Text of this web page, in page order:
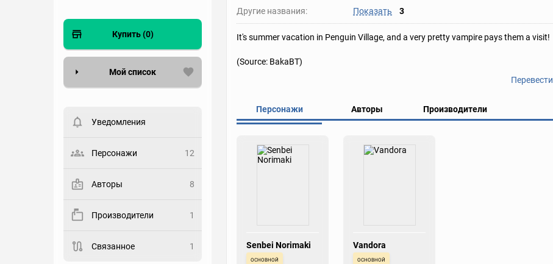
Купить (0)
Мой список
пользователи. Хотите
Статус
Закладка
Выберите рейтинг
Уведомления
Персонажи 12
Авторы 8
Производители 1
Связанное 1
Другие названия:
Показать 3
It's summer vacation in Penguin Village, and a very pretty vampire pays them a visit!
(Source: BakaBT)
Перевести
Персонажи Авторы Производители
Senbei Norimaki
основной
Vandora
основной